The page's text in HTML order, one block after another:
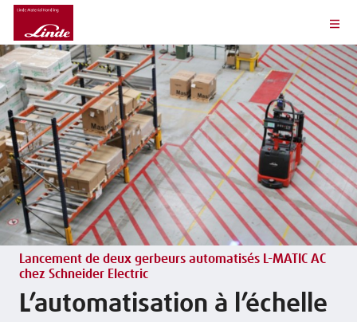
Lancement de deux gerbeurs automatisés L-MATIC AC
chez Schneider Electric
L’automatisation à l’échelle